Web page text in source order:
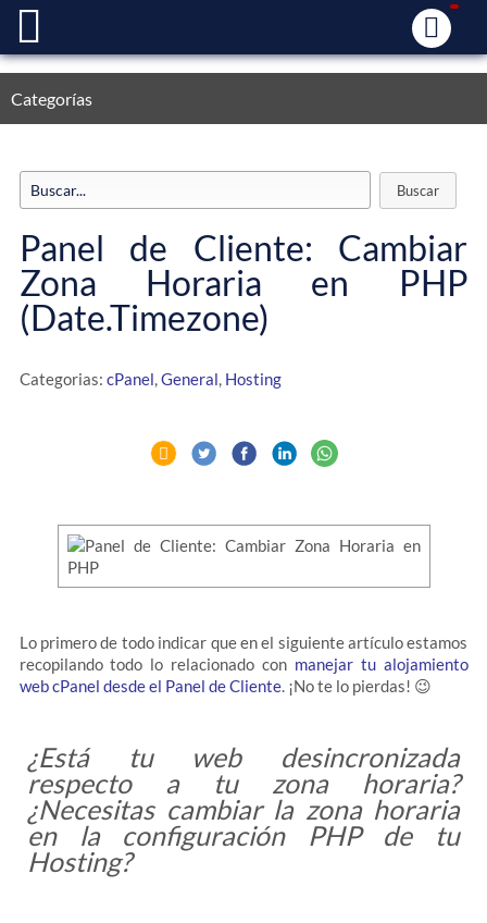
Categorías
Panel de Cliente: Cambiar
Zona Horaria en PHP
(Date.Timezone)
Categorias: cPanel,General, Hosting
Lo primero de todo indicar que en el siguiente artículo estamos
recopilando todo lo relacionado con manejar tu alojamiento
web cPanel desde el Panel de Cliente. ¡No te lo pierdas! 😉
¿Está tu web desincronizada
respecto a tu zona horaria?
¿Necesitas cambiar la zona horaria
en la configuración PHP de tu
Hosting?